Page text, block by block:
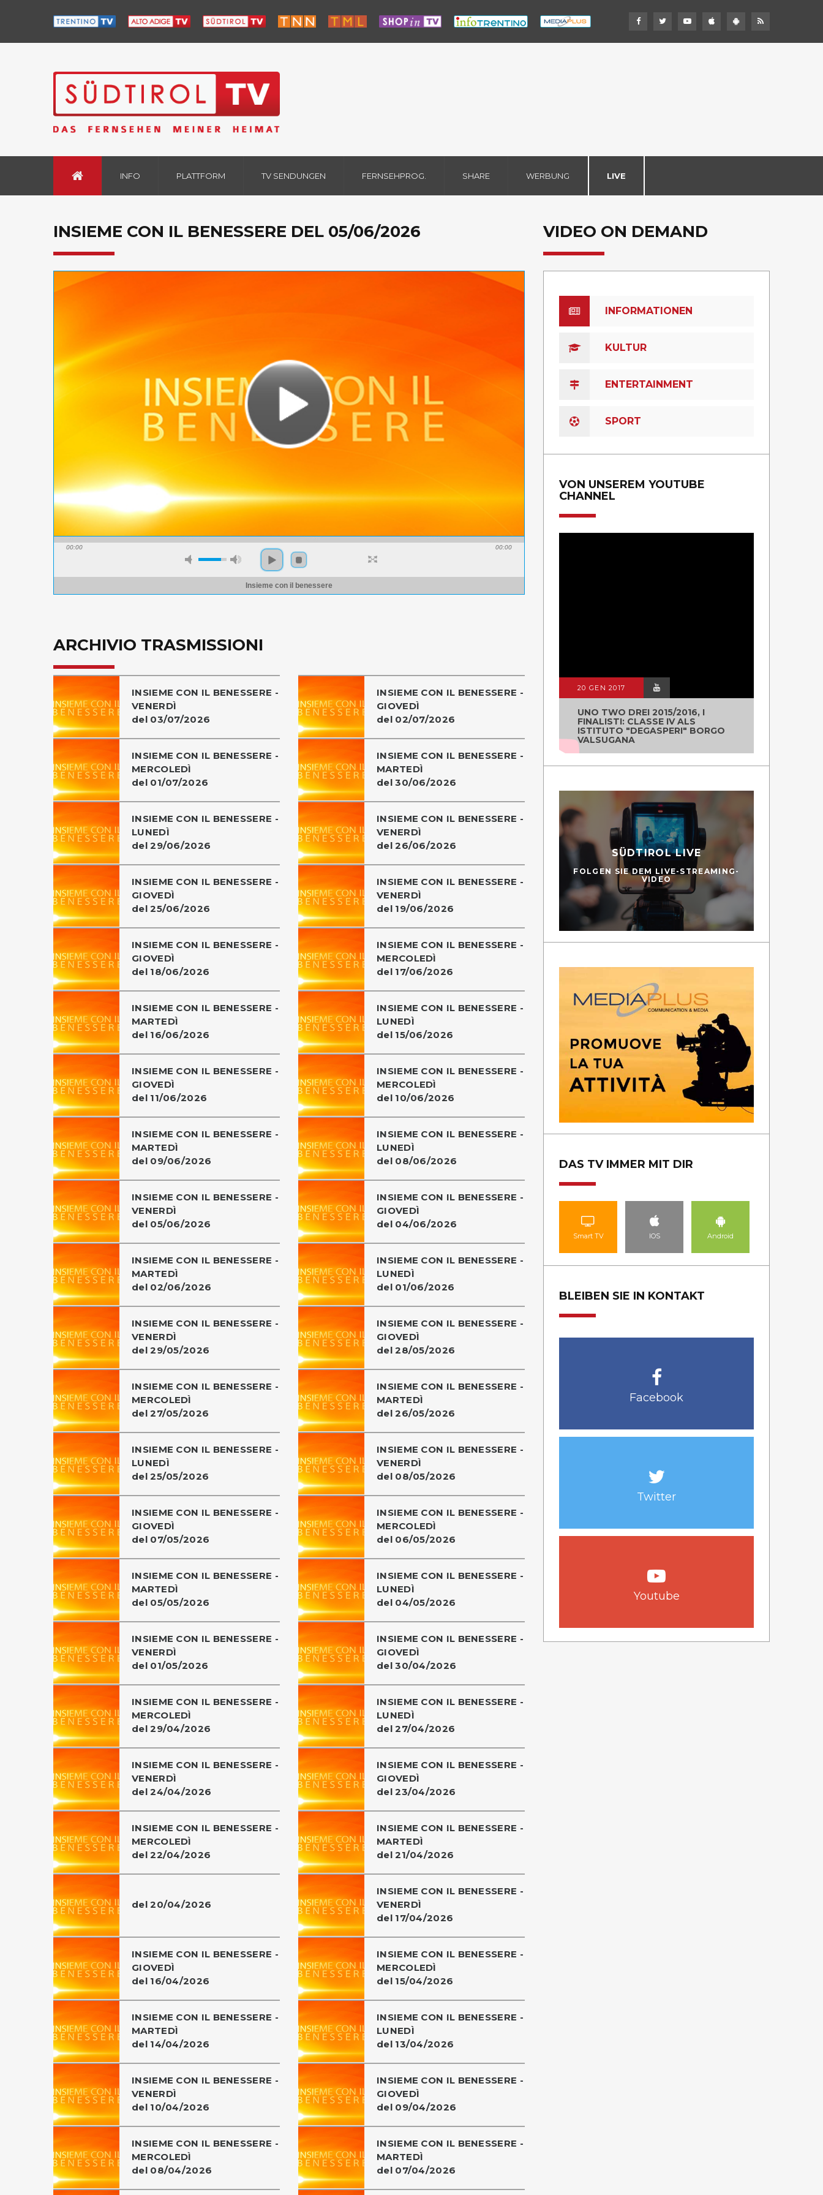
INFO PLATTFORM TV SENDUNGEN FERNSEHPROG. SHARE WERBUNG LIVE
INSIEME CON IL BENESSERE DEL 05/06/2026
00:00 00:00
Insieme con il benessere
ARCHIVIO TRASMISSIONI
INSIEME CON IL BENESSERE -
VENERDÌ
del 03/07/2026
INSIEME CON IL BENESSERE -
GIOVEDÌ
del 02/07/2026
INSIEME CON IL BENESSERE -
MERCOLEDÌ
del 01/07/2026
INSIEME CON IL BENESSERE -
MARTEDÌ
del 30/06/2026
INSIEME CON IL BENESSERE -
LUNEDÌ
del 29/06/2026
INSIEME CON IL BENESSERE -
VENERDÌ
del 26/06/2026
INSIEME CON IL BENESSERE -
GIOVEDÌ
del 25/06/2026
INSIEME CON IL BENESSERE -
VENERDÌ
del 19/06/2026
INSIEME CON IL BENESSERE -
GIOVEDÌ
del 18/06/2026
INSIEME CON IL BENESSERE -
MERCOLEDÌ
del 17/06/2026
INSIEME CON IL BENESSERE -
MARTEDÌ
del 16/06/2026
INSIEME CON IL BENESSERE -
LUNEDÌ
del 15/06/2026
INSIEME CON IL BENESSERE -
GIOVEDÌ
del 11/06/2026
INSIEME CON IL BENESSERE -
MERCOLEDÌ
del 10/06/2026
INSIEME CON IL BENESSERE -
MARTEDÌ
del 09/06/2026
INSIEME CON IL BENESSERE -
LUNEDÌ
del 08/06/2026
INSIEME CON IL BENESSERE -
VENERDÌ
del 05/06/2026
INSIEME CON IL BENESSERE -
GIOVEDÌ
del 04/06/2026
INSIEME CON IL BENESSERE -
MARTEDÌ
del 02/06/2026
INSIEME CON IL BENESSERE -
LUNEDÌ
del 01/06/2026
INSIEME CON IL BENESSERE -
VENERDÌ
del 29/05/2026
INSIEME CON IL BENESSERE -
GIOVEDÌ
del 28/05/2026
INSIEME CON IL BENESSERE -
MERCOLEDÌ
del 27/05/2026
INSIEME CON IL BENESSERE -
MARTEDÌ
del 26/05/2026
INSIEME CON IL BENESSERE -
LUNEDÌ
del 25/05/2026
INSIEME CON IL BENESSERE -
VENERDÌ
del 08/05/2026
INSIEME CON IL BENESSERE -
GIOVEDÌ
del 07/05/2026
INSIEME CON IL BENESSERE -
MERCOLEDÌ
del 06/05/2026
INSIEME CON IL BENESSERE -
MARTEDÌ
del 05/05/2026
INSIEME CON IL BENESSERE -
LUNEDÌ
del 04/05/2026
INSIEME CON IL BENESSERE -
VENERDÌ
del 01/05/2026
INSIEME CON IL BENESSERE -
GIOVEDÌ
del 30/04/2026
INSIEME CON IL BENESSERE -
MERCOLEDÌ
del 29/04/2026
INSIEME CON IL BENESSERE -
LUNEDÌ
del 27/04/2026
INSIEME CON IL BENESSERE -
VENERDÌ
del 24/04/2026
INSIEME CON IL BENESSERE -
GIOVEDÌ
del 23/04/2026
INSIEME CON IL BENESSERE -
MERCOLEDÌ
del 22/04/2026
INSIEME CON IL BENESSERE -
MARTEDÌ
del 21/04/2026
del 20/04/2026
INSIEME CON IL BENESSERE -
VENERDÌ
del 17/04/2026
INSIEME CON IL BENESSERE -
GIOVEDÌ
del 16/04/2026
INSIEME CON IL BENESSERE -
MERCOLEDÌ
del 15/04/2026
INSIEME CON IL BENESSERE -
MARTEDÌ
del 14/04/2026
INSIEME CON IL BENESSERE -
LUNEDÌ
del 13/04/2026
INSIEME CON IL BENESSERE -
VENERDÌ
del 10/04/2026
INSIEME CON IL BENESSERE -
GIOVEDÌ
del 09/04/2026
INSIEME CON IL BENESSERE -
MERCOLEDÌ
del 08/04/2026
INSIEME CON IL BENESSERE -
MARTEDÌ
del 07/04/2026
VIDEO ON DEMAND
INFORMATIONEN
KULTUR
ENTERTAINMENT
SPORT
VON UNSEREM YOUTUBE
CHANNEL
20 GEN 2017
UNO TWO DREI 2015/2016, I
FINALISTI: CLASSE IV ALS
ISTITUTO "DEGASPERI" BORGO
VALSUGANA
SÜDTIROL LIVE
FOLGEN SIE DEM LIVE-STREAMING-
VIDEO
DAS TV IMMER MIT DIR
Smart TV IOS Android
BLEIBEN SIE IN KONTAKT
Facebook
Twitter
Youtube